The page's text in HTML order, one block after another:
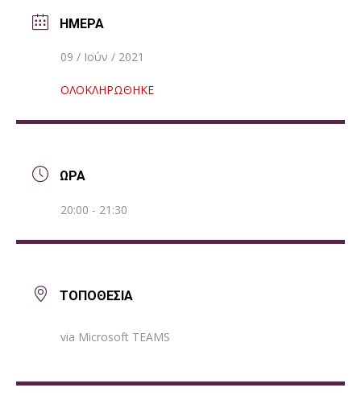
ΗΜΕΡΑ
09 / Ιούν / 2021
ΟΛΟΚΛΗΡΩΘΗΚΕ
ΩΡΑ
20:00 - 21:30
ΤΟΠΟΘΕΣΙΑ
via Microsoft TEAMS